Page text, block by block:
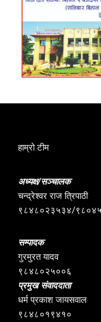
हाम्रो टीम
अध्यक्ष/सञ्चालक
चन्द्रेश्वर राज त्रिपाठी
९८४८०२३५३४/
सम्पादक
गुरमुरत यादव
९८४८०२५००६
प्रमुख संवाददाता
धर्म प्रकाश जायसवाल
९८४८०१९४१०